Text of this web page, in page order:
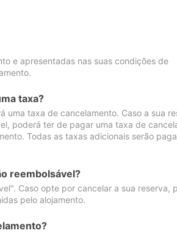
e apresentadas nas suas condições de
taxa?
uma taxa de cancelamento. Caso a sua
poderá ter de pagar uma taxa de
Todas as taxas adicionais serão
reembolsável?
Caso opte por cancelar a sua reserva,
pelo alojamento.